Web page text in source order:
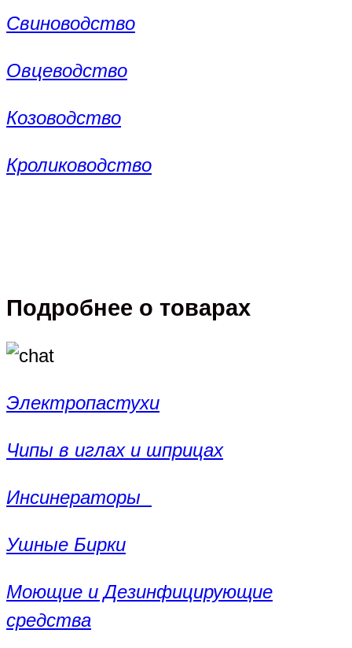
Свиноводство
Овцеводство
Козоводство
Кролиководство
Подробнее о товарах
Электропастухи
Чипы в иглах и шприцах
Инсинераторы
Ушные Бирки
Моющие и Дезинфицирующие
средства